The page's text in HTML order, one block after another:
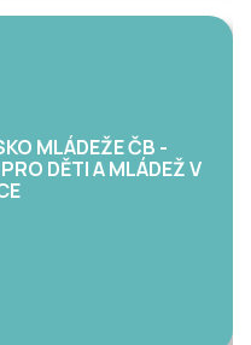
MLÁDEŽE ČB -
DĚTI A MLÁDEŽ V